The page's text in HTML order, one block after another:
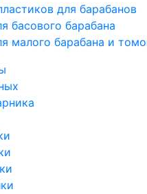
для барабанов
басового барабана
малого барабана и